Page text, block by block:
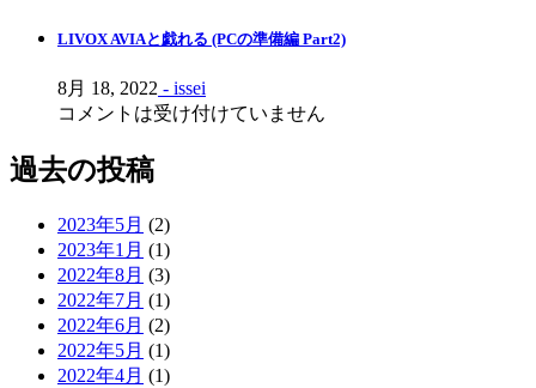
LIVOX AVIAと戯れる (PCの準備編 Part2)
8月 18, 2022 - issei
コメントは受け付けていません
過去の投稿
2023年5月 (2)
2023年1月 (1)
2022年8月 (3)
2022年7月 (1)
2022年6月 (2)
2022年5月 (1)
2022年4月 (1)